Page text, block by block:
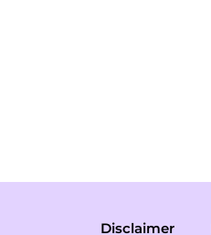
Disclaimer